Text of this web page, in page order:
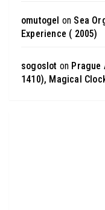
omutogel on Sea
Experience ( 2005)
sogoslot on Prague
1410), Magical